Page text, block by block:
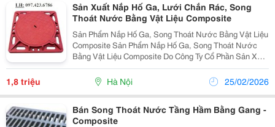
Sản Xuất Nắp Hố Ga, Lưới Chắn Rác, Song
Thoát Nước Bằng Vật Liệu Composite
Sản Phẩm Nắp Hố Ga, Song Thoát Nước Bằng Vật Liệu
Composite Sản Phẩm Nắp Hố Ga, Song Thoát Nước
Bằng Vật Liệu Composite Do Công Ty Cổ Phần Sản Xuất
Và Thương Mại Công Nghệ Xây Dựng Trường Sơn
Chúng Tôi Nghiên Cứu , Sản Xuất Sản Phẩm Chúng Tôi
1,8 triệu Hà Nội 25/02/2026
Bán Song Thoát Nước Tầng Hầm Bằng Gang -
Composite